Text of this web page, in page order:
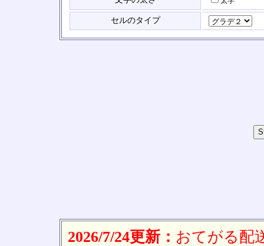
セルのタイプ
2026/7/24更新： おてがる配